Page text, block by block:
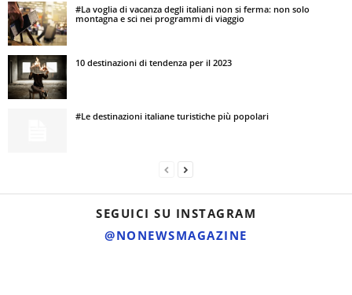
#La voglia di vacanza degli italiani non si ferma: non solo
montagna e sci nei programmi di viaggio
10 destinazioni di tendenza per il 2023
#Le destinazioni italiane turistiche più popolari
SEGUICI SU INSTAGRAM
@NONEWSMAGAZINE